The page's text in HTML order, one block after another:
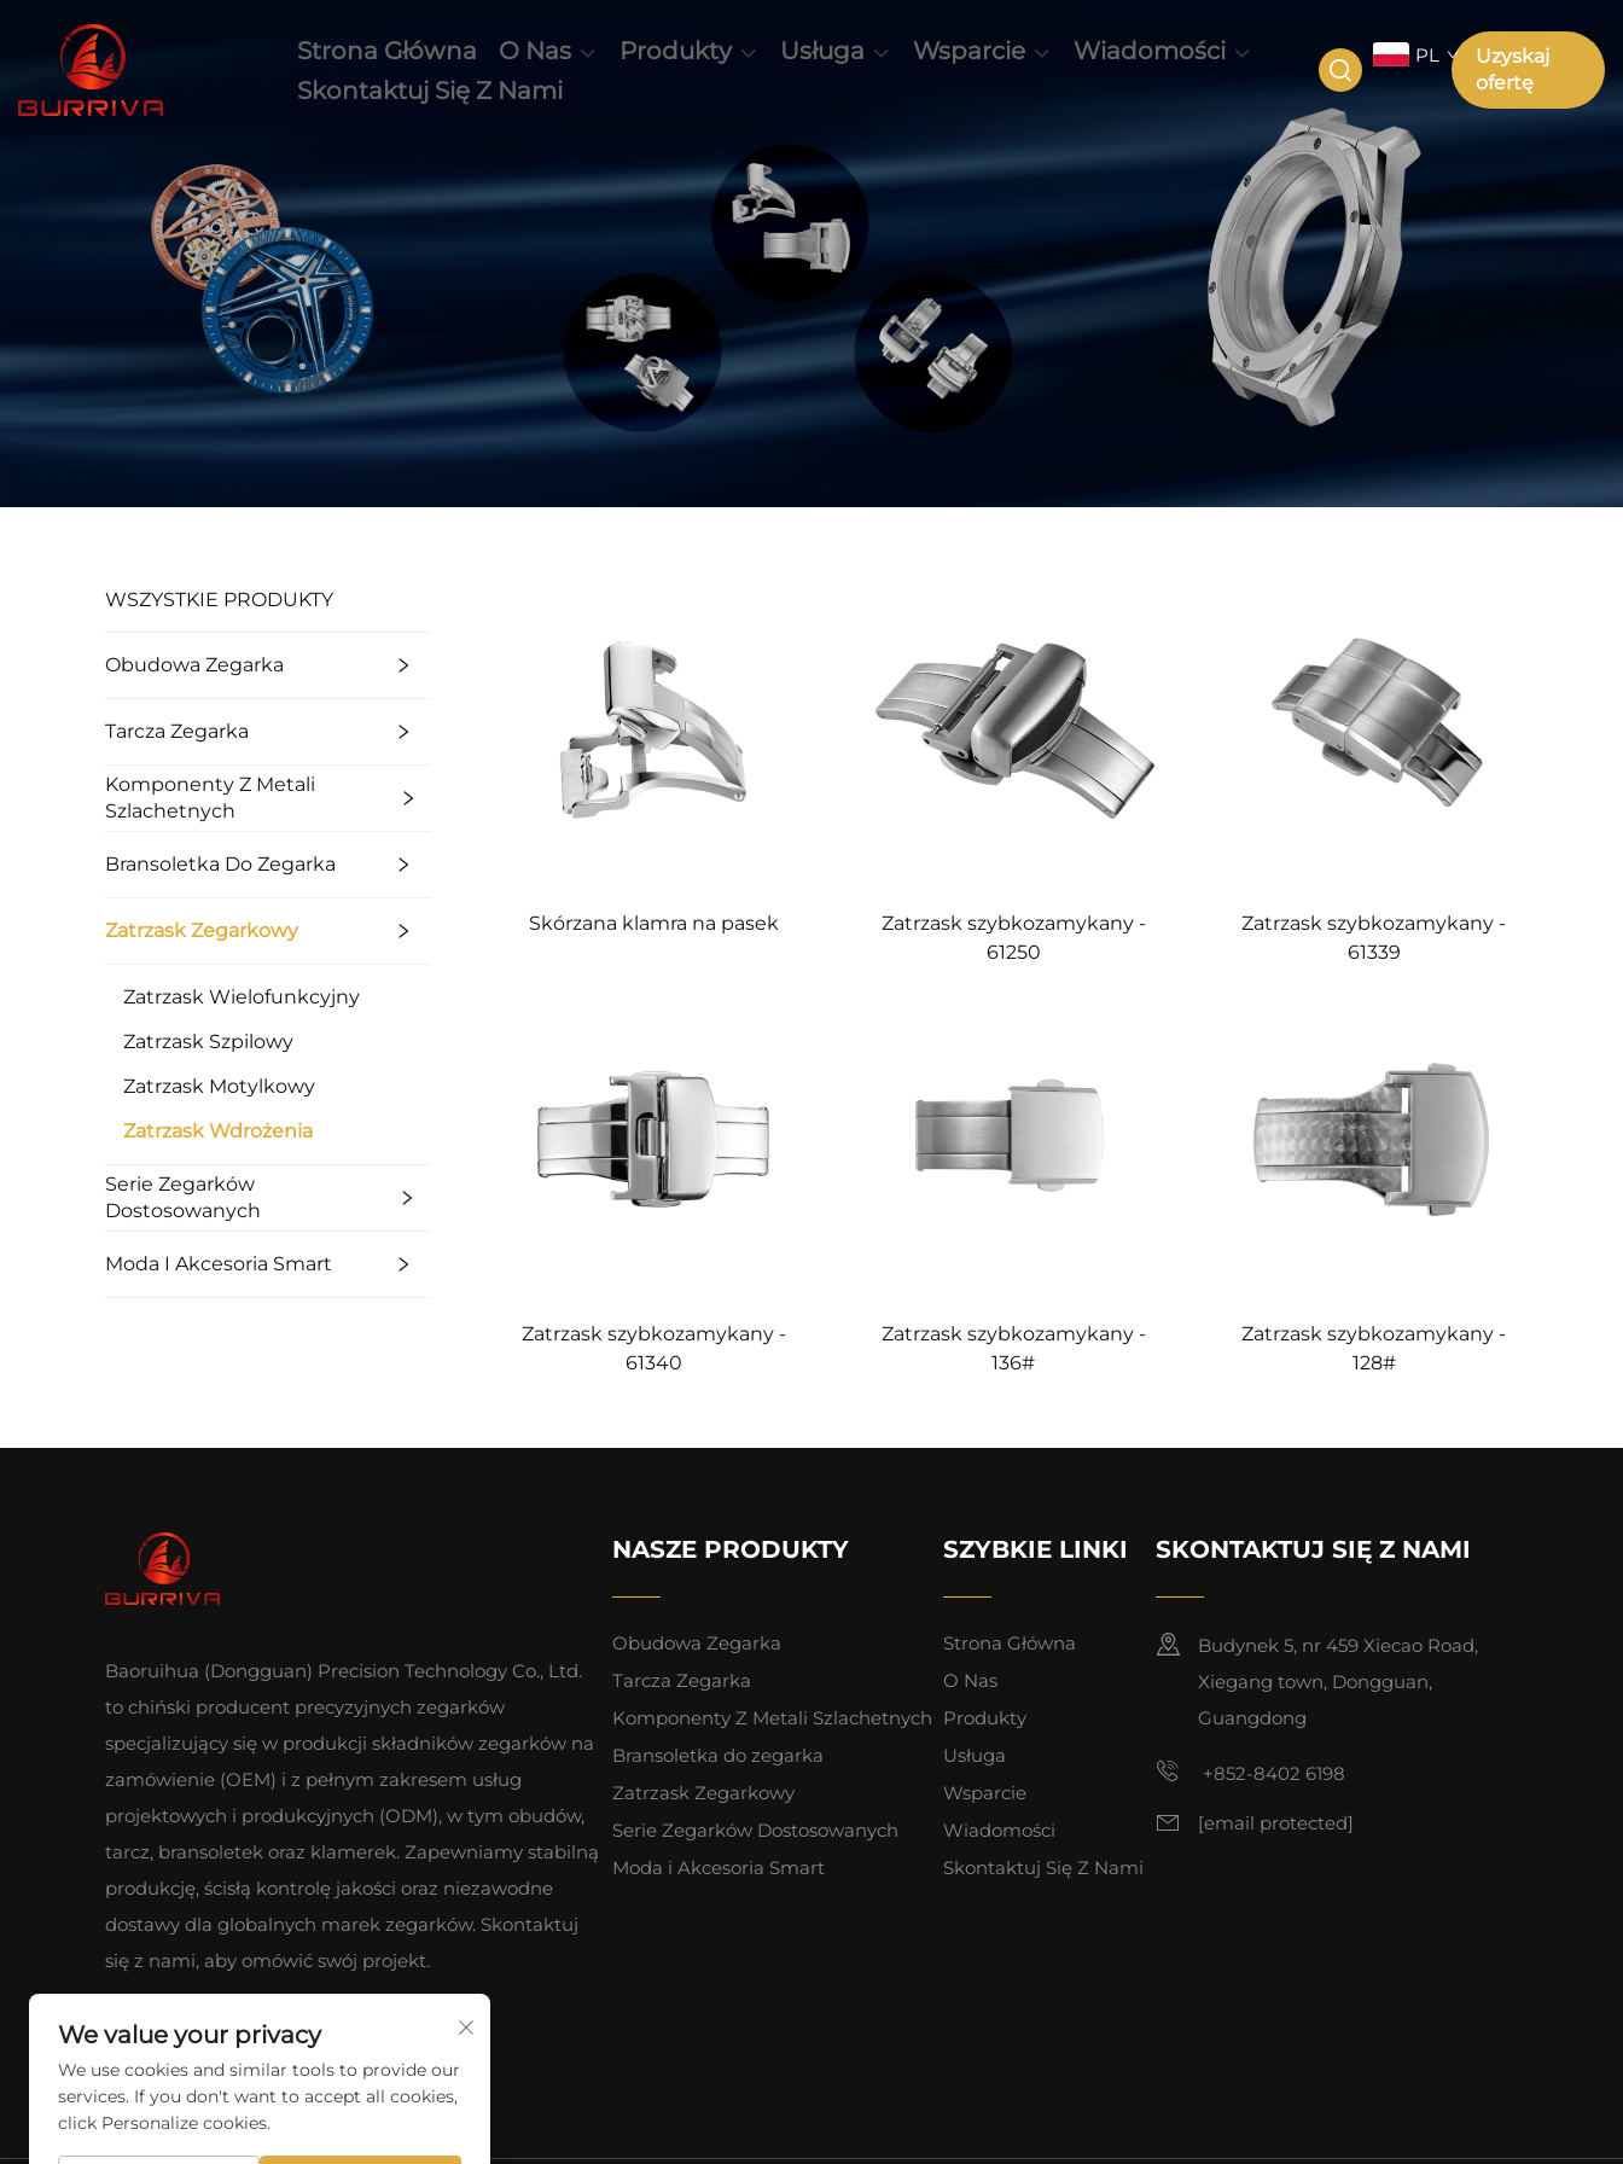
Strona Główna O Nas Produkty Usługa Wsparcie
Wiadomości
Skontaktuj Się Z Nami
PL
Uzyskaj
ofertę
WSZYSTKIE PRODUKTY
Obudowa Zegarka
Tarcza Zegarka
Komponenty Z Metali
Szlachetnych
Bransoletka Do Zegarka
Zatrzask Zegarkowy
Zatrzask Wielofunkcyjny
Zatrzask Szpilowy
Zatrzask Motylkowy
Zatrzask Wdrożenia
Serie Zegarków
Dostosowanych
Moda I Akcesoria Smart
Skórzana klamra na pasek
Zatrzask szybkozamykany -
61250
Zatrzask szybkozamykany -
61339
Zatrzask szybkozamykany -
61340
Zatrzask szybkozamykany -
136#
Zatrzask szybkozamykany -
128#
Baoruihua (Dongguan) Precision Technology Co., Ltd.
to chiński producent precyzyjnych zegarków
specjalizujący się w produkcji składników zegarków na
zamówienie (OEM) i z pełnym zakresem usług
projektowych i produkcyjnych (ODM), w tym obudów,
tarcz, bransoletek oraz klamerek. Zapewniamy stabilną
produkcję, ścisłą kontrolę jakości oraz niezawodne
dostawy dla globalnych marek zegarków. Skontaktuj
się z nami, aby omówić swój projekt.
NASZE PRODUKTY
Obudowa Zegarka
Tarcza Zegarka
Komponenty Z Metali Szlachetnych
Bransoletka do zegarka
Zatrzask Zegarkowy
Serie Zegarków Dostosowanych
Moda i Akcesoria Smart
SZYBKIE LINKI
Strona Główna
O Nas
Produkty
Usługa
Wsparcie
Wiadomości
Skontaktuj Się Z Nami
SKONTAKTUJ SIĘ Z NAMI
Budynek 5, nr 459 Xiecao Road,
Xiegang town, Dongguan,
Guangdong
+852-8402 6198
[email protected]
We value your privacy
We use cookies and similar tools to provide our
services. If you don't want to accept all cookies,
click Personalize cookies.